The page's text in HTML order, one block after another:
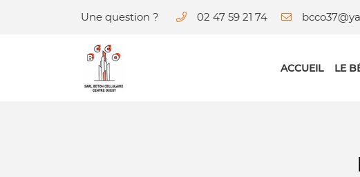
Une question ? 02 47 59 21 74
ACCUEIL LE
37600 Beaulieu-les-Loches
02 47 59 21 74